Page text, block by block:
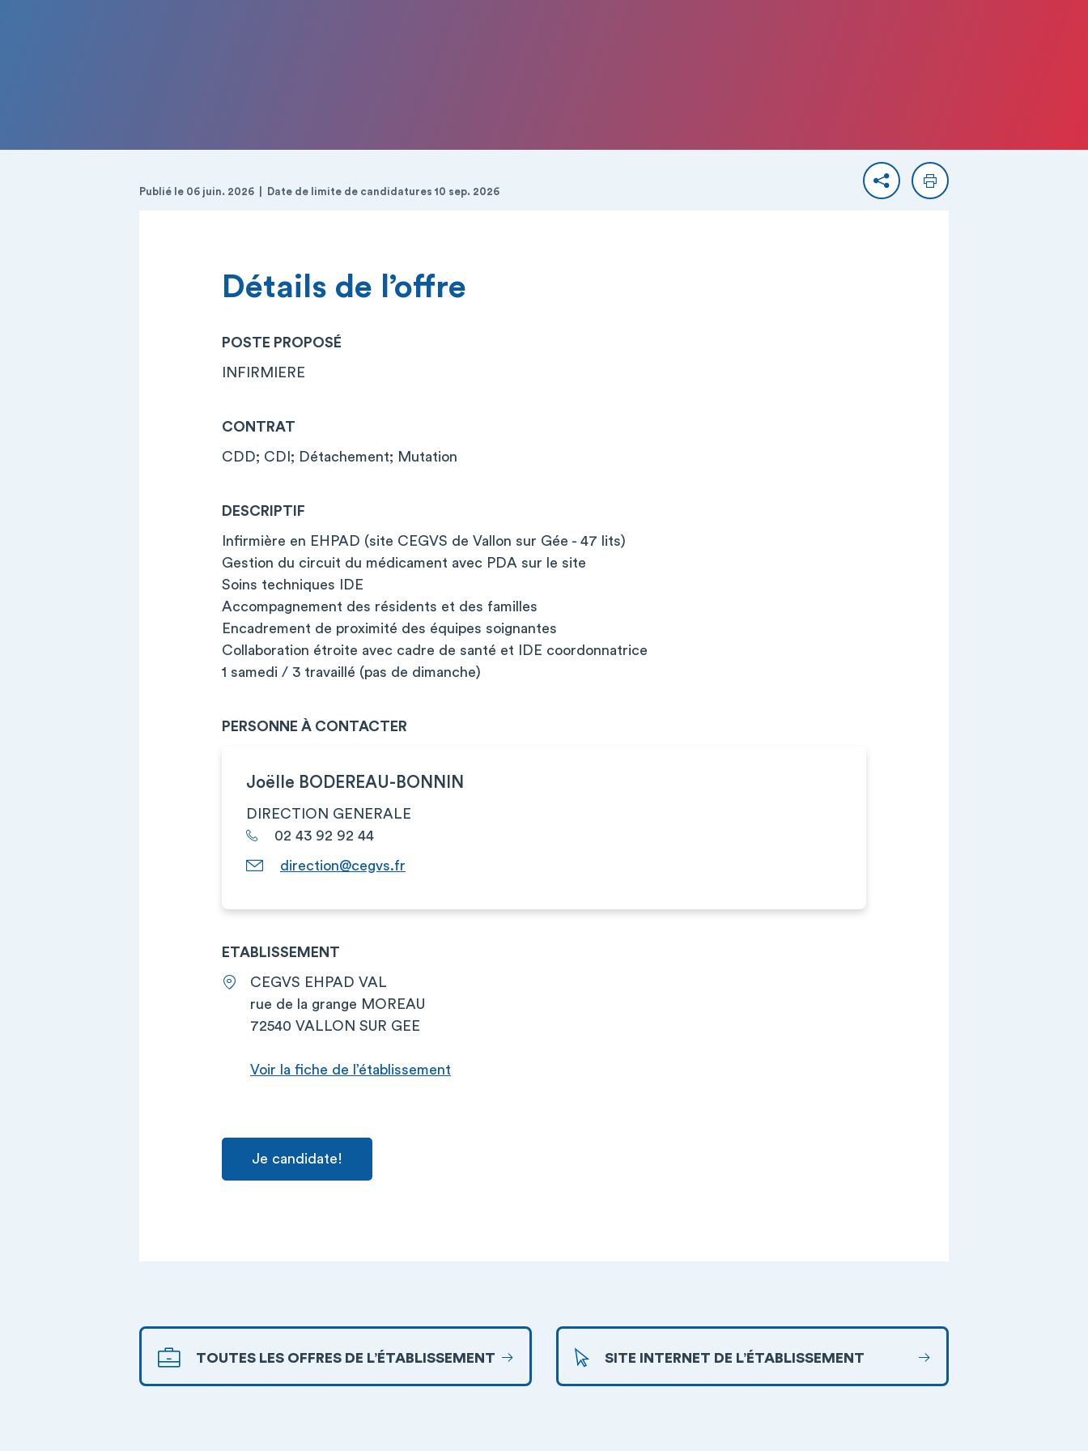
Publié le 06 juin. 2026 Date de limite de candidatures 10 sep. 2026 PartagerImprimer
Détails de l’offre
POSTE PROPOSÉ
INFIRMIERE
CONTRAT
CDD; CDI; Détachement; Mutation
DESCRIPTIF
Infirmière en EHPAD (site CEGVS de Vallon sur Gée - 47 lits)
Gestion du circuit du médicament avec PDA sur le site
Soins techniques IDE
Accompagnement des résidents et des familles
Encadrement de proximité des équipes soignantes
Collaboration étroite avec cadre de santé et IDE coordonnatrice
1 samedi / 3 travaillé (pas de dimanche)
PERSONNE À CONTACTER
Joëlle BODEREAU-BONNIN
DIRECTION GENERALE
02 43 92 92 44
direction@cegvs.fr
ETABLISSEMENT
CEGVS EHPAD VAL
rue de la grange MOREAU
72540 VALLON SUR GEE
Voir la fiche de l’établissement
Je candidate!
TOUTES LES OFFRES DE L’ÉTABLISSEMENT SITE INTERNET DE L’ÉTABLISSEMENT